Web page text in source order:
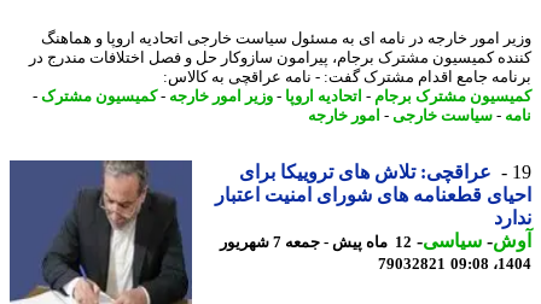
امور خارجه در نامه ای به مسئول سیاست خارجی اتحادیه اروپا و هماهنگ
کمیسیون مشترک برجام، پیرامون سازوکار حل و فصل اختلافات مندرج در
جامع اقدام مشترک گفت: - نامه عراقچی به کالاس:
مشترک برجام -اتحادیه اروپا - وزیر امور خارجه-کمیسیون مشترک-
-سیاست خارجی-امور خارجه
عراقچی: تلاش های تروییکا برای
قطعنامه های شورای امنیت اعتبار
-سیاسی-
12 ماه پیش - جمعه 7 شهریور
79032821